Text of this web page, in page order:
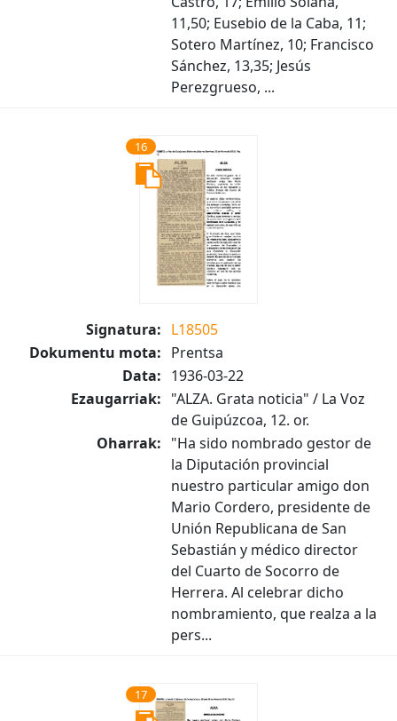
11,50; Eusebio de la Caba, 11;
Sotero Martínez, 10; Francisco
Sánchez, 13,35; Jesús
Perezgrueso, ...
16
Signatura: L18505
Dokumentu mota: Prentsa
Data: 1936-03-22
Ezaugarriak: "ALZA. Grata noticia" / La Voz
de Guipúzcoa, 12. or.
Oharrak: "Ha sido nombrado gestor de
la Diputación provincial
nuestro particular amigo don
Mario Cordero, presidente de
Unión Republicana de San
Sebastián y médico director
del Cuarto de Socorro de
Herrera. Al celebrar dicho
nombramiento, que realza a la
pers...
17